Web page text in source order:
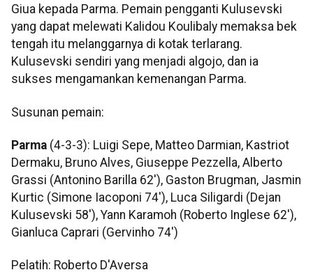
Giua kepada Parma. Pemain pengganti Kulusevski
yang dapat melewati Kalidou Koulibaly memaksa bek
tengah itu melanggarnya di kotak terlarang.
Kulusevski sendiri yang menjadi algojo, dan ia
sukses mengamankan kemenangan Parma.
Susunan pemain:
Parma (4-3-3): Luigi Sepe, Matteo Darmian, Kastriot
Dermaku, Bruno Alves, Giuseppe Pezzella, Alberto
Grassi (Antonino Barilla 62'), Gaston Brugman, Jasmin
Kurtic (Simone Iacoponi 74'), Luca Siligardi (Dejan
Kulusevski 58'), Yann Karamoh (Roberto Inglese 62'),
Gianluca Caprari (Gervinho 74')
Pelatih: Roberto D'Aversa